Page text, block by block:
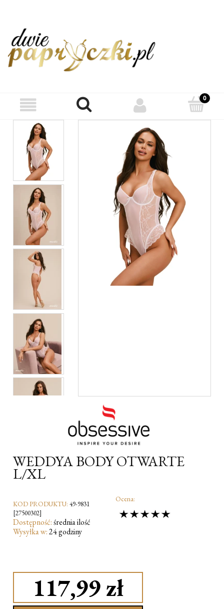
WEDDYA BODY OTWARTE
L/XL
KOD PRODUKTU: 49-9831
[27500302]
Dostępność:średnia ilość
Wysyłka w:24 godziny
Ocena:
117,99 zł